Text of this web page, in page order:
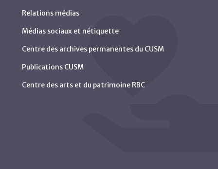
Relations médias
Médias sociaux et nétiquette
Centre des archives permanentes du CUSM
Publications CUSM
Centre des arts et du patrimoine RBC